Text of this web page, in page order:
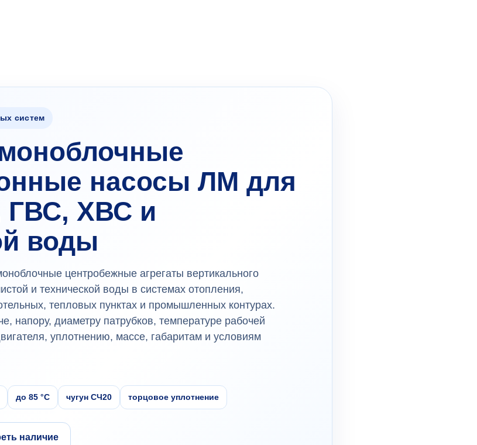
систем
насосы ЛМ для
ГВС, ХВС и
воды
центробежные агрегаты вертикального
и технической воды в системах отопления,
тепловых пунктах и промышленных контурах.
напору, диаметру патрубков, температуре рабочей
уплотнению, массе, габаритам и условиям
до 85 °C чугун СЧ20 торцовое уплотнение
наличие